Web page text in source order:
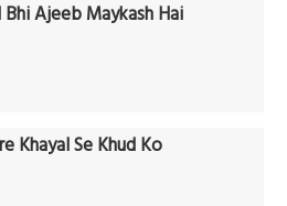
Ajeeb Maykash Hai
Khayal Se Khud Ko